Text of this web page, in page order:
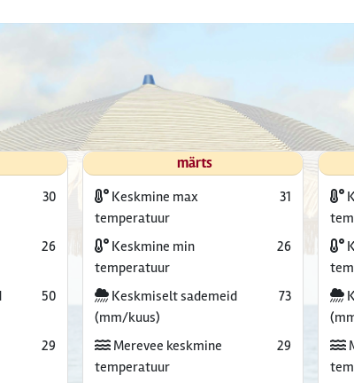
30
26
50
29
märts
Keskmine max
temperatuur
31
Keskmine min
temperatuur
26
Keskmiselt sademeid
(mm/kuus)
73
Merevee keskmine
temperatuur
29